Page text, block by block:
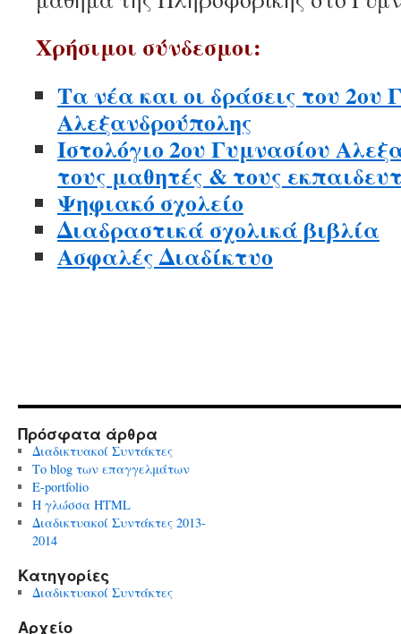
Χρήσιμοι σύνδεσμοι:
Τα νέα και οι δράσεις του 2ου
Αλεξανδρούπολης
Ιστολόγιο 2ου Γυμνασίου
τους μαθητές & τους
Ψηφιακό σχολείο
Διαδραστικά σχολικά βιβλία
Ασφαλές Διαδίκτυο
Πρόσφατα άρθρα
Διαδικτυακοί Συντάκτες
Το blog των επαγγελμάτων
E-portfolio
Η γλώσσα HTML
Διαδικτυακοί Συντάκτες 2013-
2014
Kατηγορίες
Διαδικτυακοί Συντάκτες
Αρχείο